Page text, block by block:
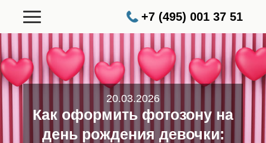
+7 (495) 001 37 51
20.03.2026
Как оформить фотозону на
день рождения девочки: